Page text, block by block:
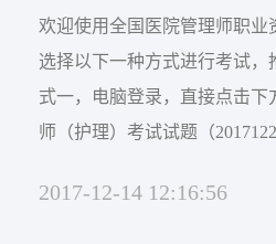
欢迎使用全国医院管理师职业
选择以下一种方式进行考试，
式一，电脑登录，直接点击下
师（护理）考试试题（
2017-12-14 12:16:56